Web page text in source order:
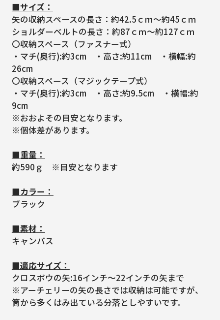
■サイズ：
矢の収納スペースの長さ：約42.5ｃｍ～約45ｃｍ
ショルダーベルトの長さ：約87ｃｍ～約127ｃｍ
〇収納スペース（ファスナー式）
・マチ(奥行):約3cm ・高さ:約11cm ・横幅:約
26cm
〇収納スペース（マジックテープ式）
・マチ(奥行):約3cm ・高さ:約9.5cm ・横幅:約
9cm
※おおよその目安となります。
※個体差があります。
■重量：
約590ｇ ※目安となります
■カラー：
ブラック
■素材：
キャンバス
■適応サイズ：
クロスボウの矢:16インチ～22インチの矢まで
※アーチェリーの矢の長さでは収納は可能ですが、
筒から多くはみ出ている分落としやすいです。